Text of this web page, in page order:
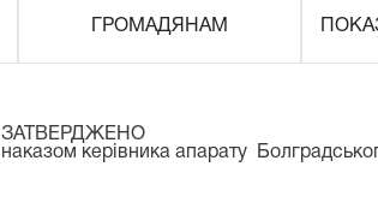
ГРОМАДЯНАМ
ЗАТВЕРДЖЕНО
наказом керівника апарату